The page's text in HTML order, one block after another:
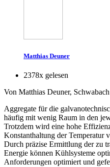
Matthias Deuner
2378x gelesen
Von Matthias Deuner, Schwabach
Aggregate für die
häufig mit wenig Raum in den
Trotzdem wird eine hohe
Konstanthaltung der Temperatur
Durch präzise Ermittlung der zu
Energie können Kühlsysteme
Anforderungen optimiert und